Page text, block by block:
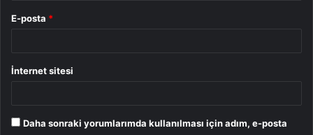
E-posta *
İnternet sitesi
Daha sonraki yorumlarımda kullanılması için adım, e-posta